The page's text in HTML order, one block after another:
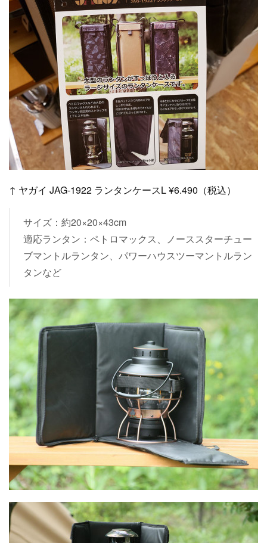
↑ ヤガイ JAG-1922 ランタンケースL ¥6.490（税込）
サイズ：約20×20×43cm
適応ランタン：ペトロマックス、ノーススターチュー
ブマントルランタン、パワーハウスツーマントルラン
タンなど